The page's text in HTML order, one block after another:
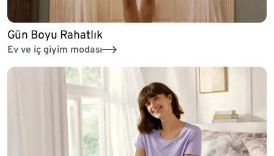
Gün Boyu Rahatlık
Ev ve iç giyim modası